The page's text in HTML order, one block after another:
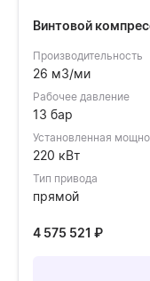
Винтовой
Производительность
26 м3/ми
Рабочее давление
13 бар
Установленная
220 кВт
Тип привода
прямой
4 575 521 ₽